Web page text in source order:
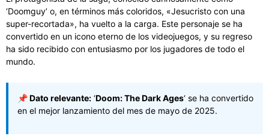
‘Doomguy’ o, en términos más coloridos, «Jesucristo con una
super-recortada», ha vuelto a la carga. Este personaje se ha
convertido en un icono eterno de los videojuegos, y su regreso
ha sido recibido con entusiasmo por los jugadores de todo el
mundo.
📌 Dato relevante: ‘Doom: The Dark Ages‘ se ha convertido
en el mejor lanzamiento del mes de mayo de 2025.